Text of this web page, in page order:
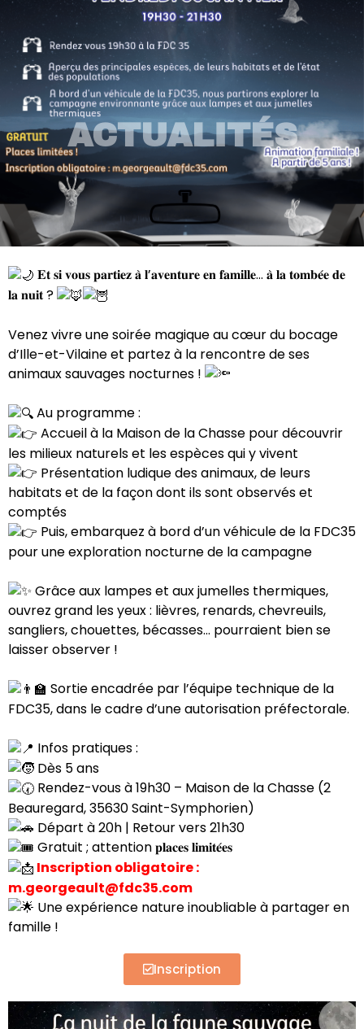
ACTUALITÉS
𝐄𝐭 𝐬𝐢 𝐯𝐨𝐮𝐬 𝐩𝐚𝐫𝐭𝐢𝐞𝐳 𝐚̀ 𝐥’𝐚𝐯𝐞𝐧𝐭𝐮𝐫𝐞 𝐞𝐧 𝐟𝐚𝐦𝐢𝐥𝐥𝐞… 𝐚̀ 𝐥𝐚 𝐭𝐨𝐦𝐛𝐞́𝐞 𝐝𝐞
𝐥𝐚 𝐧𝐮𝐢𝐭 ?
Venez vivre une soirée magique au cœur du bocage
d’Ille-et-Vilaine et partez à la rencontre de ses
animaux sauvages nocturnes !
Au programme :
Accueil à la Maison de la Chasse pour découvrir
les milieux naturels et les espèces qui y vivent
Présentation ludique des animaux, de leurs
habitats et de la façon dont ils sont observés et
comptés
Puis, embarquez à bord d’un véhicule de la FDC35
pour une exploration nocturne de la campagne
Grâce aux lampes et aux jumelles thermiques,
ouvrez grand les yeux : lièvres, renards, chevreuils,
sangliers, chouettes, bécasses… pourraient bien se
laisser observer !
Sortie encadrée par l’équipe technique de la
FDC35, dans le cadre d’une autorisation préfectorale.
Infos pratiques :
Dès 5 ans
Rendez-vous à 19h30 – Maison de la Chasse (2
Beauregard, 35630 Saint-Symphorien)
Départ à 20h | Retour vers 21h30
Gratuit ; attention 𝐩𝐥𝐚𝐜𝐞𝐬 𝐥𝐢𝐦𝐢𝐭𝐞́𝐞𝐬
Inscription obligatoire :
m.georgeault@fdc35.com
Une expérience nature inoubliable à partager en
famille !
Inscription